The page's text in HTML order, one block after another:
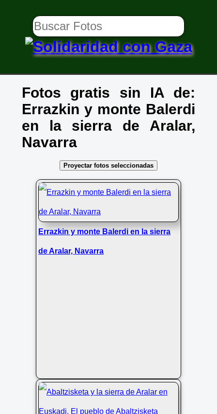
Fotos gratis sin IA de:
Errazkin y monte Balerdi
en la sierra de Aralar,
Navarra
Proyectar fotos seleccionadas
Errazkin y monte Balerdi en la sierra
de Aralar, Navarra